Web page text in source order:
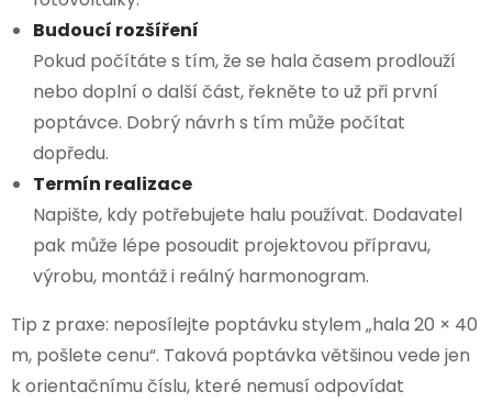
Budoucí rozšíření
Pokud počítáte s tím, že se hala časem prodlouží
nebo doplní o další část, řekněte to už při první
poptávce. Dobrý návrh s tím může počítat
dopředu.
Termín realizace
Napište, kdy potřebujete halu používat. Dodavatel
pak může lépe posoudit projektovou přípravu,
výrobu, montáž i reálný harmonogram.
Tip z praxe: neposílejte poptávku stylem „hala 20 × 40
m, pošlete cenu“. Taková poptávka většinou vede jen
k orientačnímu číslu, které nemusí odpovídat